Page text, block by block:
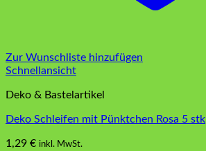
Zur Wunschliste hinzufügen
Schnellansicht
Deko & Bastelartikel
Deko Schleifen mit Pünktchen Rosa 5 stk
1,29 € inkl. MwSt.